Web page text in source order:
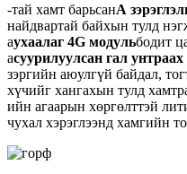
-тай хамт барьсанА
найдвартай байхын тулд
aухаалаг 4G модульбодит
aсуурилуулсан гал унтраах
зэргийн аюулгүй байдал,
хүчийг хангахын тулд
ийн агаарын хөргөлттэй
чухал хэрэглээнд хамгийн